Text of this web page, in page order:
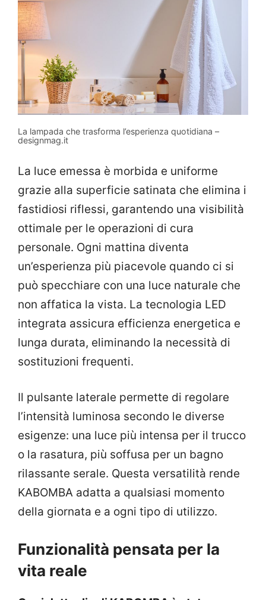
La lampada che trasforma l’esperienza quotidiana –
designmag.it
La luce emessa è morbida e uniforme
grazie alla superficie satinata che elimina i
fastidiosi riflessi, garantendo una visibilità
ottimale per le operazioni di cura
personale. Ogni mattina diventa
un’esperienza più piacevole quando ci si
può specchiare con una luce naturale che
non affatica la vista. La tecnologia LED
integrata assicura efficienza energetica e
lunga durata, eliminando la necessità di
sostituzioni frequenti.
Il pulsante laterale permette di regolare
l’intensità luminosa secondo le diverse
esigenze: una luce più intensa per il trucco
o la rasatura, più soffusa per un bagno
rilassante serale. Questa versatilità rende
KABOMBA adatta a qualsiasi momento
della giornata e a ogni tipo di utilizzo.
Funzionalità pensata per la
vita reale